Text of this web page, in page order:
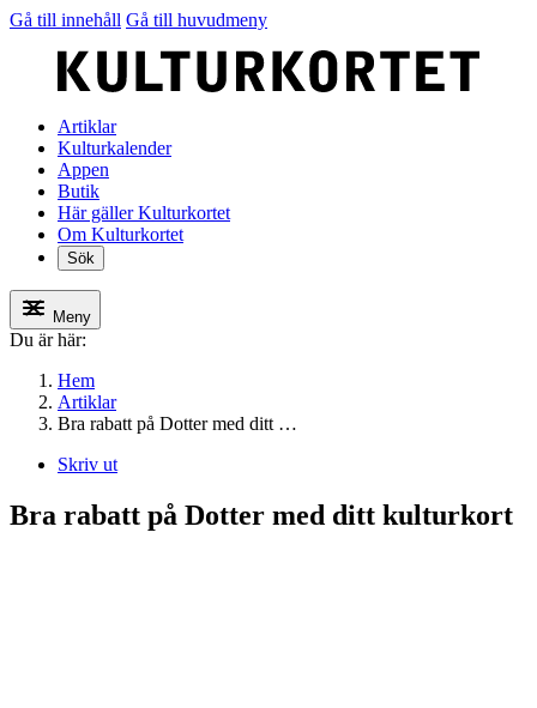
Gå till innehåll Gå till huvudmeny
Artiklar
Kulturkalender
Appen
Butik
Här gäller Kulturkortet
Om Kulturkortet
Sök
Meny
Du är här:
Hem
Artiklar
Bra rabatt på Dotter med ditt …
Skriv ut
Bra rabatt på Dotter med ditt kulturkort